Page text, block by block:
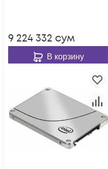
9 224 332 сум
В корзину